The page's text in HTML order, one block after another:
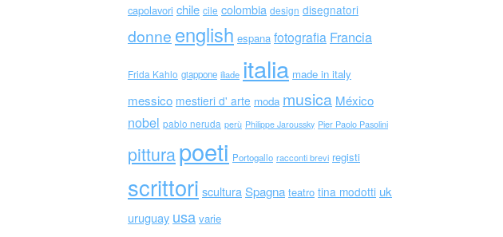
capolavori chile cile colombia design disegnatori
donne english espana fotografia Francia
Frida Kahlo giappone iliade italia made in italy
messico mestieri d' arte moda musica México
nobel pablo neruda perù Philippe Jaroussky Pier Paolo Pasolini
pitturapoeti Portogallo racconti brevi registi
scrittori scultura Spagna teatro tina modotti uk
uruguay usa varie